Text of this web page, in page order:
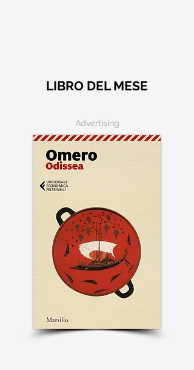
LIBRO DEL MESE
Advertising